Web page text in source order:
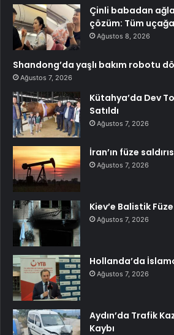
Çinli babadan
çözüm: Tüm
Ağustos 8, 2026
Shandong’da yaşlı bakım robotu
Ağustos 7, 2026
Kütahya’da Dev
Satıldı
Ağustos 7, 2026
İran’ın füze
Ağustos 7, 2026
Kiev’e Balistik Füze
Ağustos 7, 2026
Hollanda’da
Ağustos 7, 2026
Aydın’da Trafik
Kaybı